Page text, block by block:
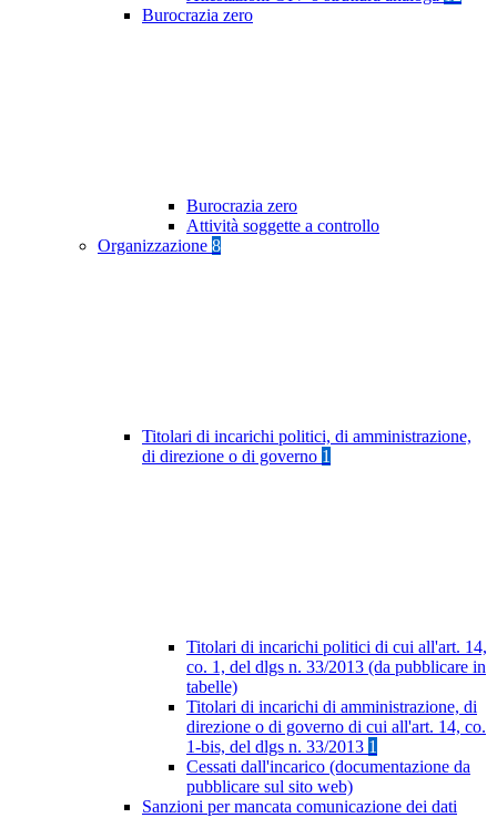
Burocrazia zero
Burocrazia zero
Attività soggette a controllo
Organizzazione 8
Titolari di incarichi politici, di amministrazione,
di direzione o di governo 1
Titolari di incarichi politici di cui all'art. 14,
co. 1, del dlgs n. 33/2013 (da pubblicare in
tabelle)
Titolari di incarichi di amministrazione, di
direzione o di governo di cui all'art. 14, co.
1-bis, del dlgs n. 33/2013 1
Cessati dall'incarico (documentazione da
pubblicare sul sito web)
Sanzioni per mancata comunicazione dei dati